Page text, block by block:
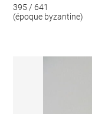
395 / 641
(époque byzantine)